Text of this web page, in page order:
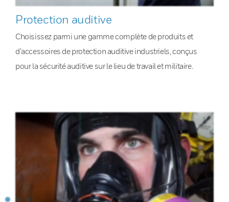
Protection auditive
Choisissez parmi une gamme complète de produits et
d’accessoires de protection auditive industriels, conçus
pour la sécurité auditive sur le lieu de travail et militaire.